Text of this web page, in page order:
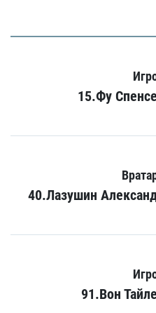
15.Фу
40.Лазушин
91.Вон